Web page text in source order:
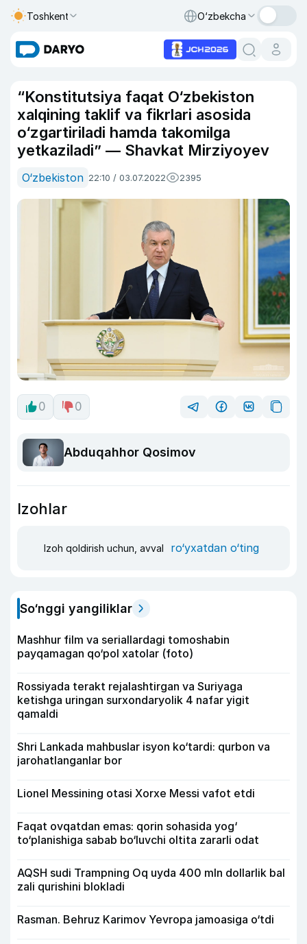
Toshkent O‘zbekcha
“Konstitutsiya faqat O‘zbekiston
xalqining taklif va fikrlari asosida
o‘zgartiriladi hamda takomilga
yetkaziladi” — Shavkat Mirziyoyev
O‘zbekiston 22:10 / 03.07.2022 2395
0 0
Abduqahhor Qosimov
Izohlar
Izoh qoldirish uchun, avval ro‘yxatdan o‘ting
So‘nggi yangiliklar
Mashhur film va seriallardagi tomoshabin
payqamagan qo‘pol xatolar (foto)
Rossiyada terakt rejalashtirgan va Suriyaga
ketishga uringan surxondaryolik 4 nafar yigit
qamaldi
Shri Lankada mahbuslar isyon ko‘tardi: qurbon va
jarohatlanganlar bor
Lionel Messining otasi Xorxe Messi vafot etdi
Faqat ovqatdan emas: qorin sohasida yog‘
to‘planishiga sabab bo‘luvchi oltita zararli odat
AQSH sudi Trampning Oq uyda 400 mln dollarlik bal
zali qurishini blokladi
Rasman. Behruz Karimov Yevropa jamoasiga o‘tdi